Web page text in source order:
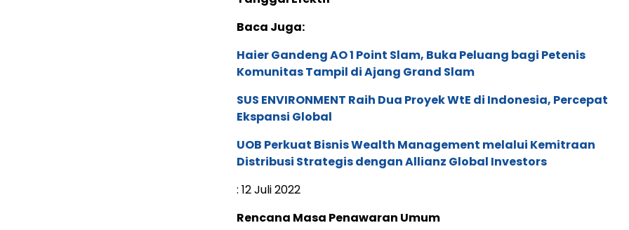
Baca Juga:
Haier Gandeng AO 1 Point Slam, Buka Peluang bagi Petenis
Komunitas Tampil di Ajang Grand Slam
SUS ENVIRONMENT Raih Dua Proyek WtE di Indonesia, Percepat
Ekspansi Global
UOB Perkuat Bisnis Wealth Management melalui Kemitraan
Distribusi Strategis dengan Allianz Global Investors
: 12 Juli 2022
Rencana Masa Penawaran Umum